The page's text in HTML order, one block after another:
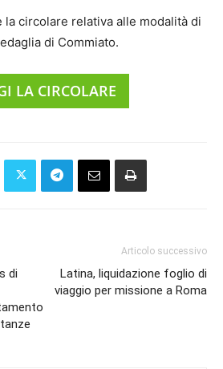
la circolare relativa alle modalità di
di Commiato.
LA CIRCOLARE
di
Articolo successivo
Latina, liquidazione foglio di
viaggio per missione a Roma